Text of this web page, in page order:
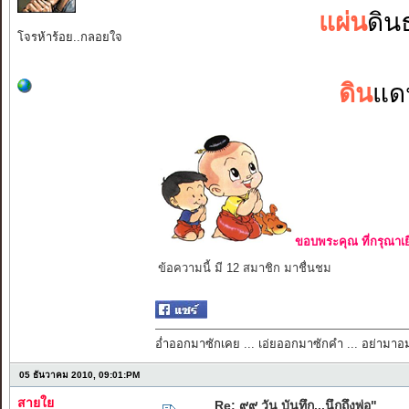
โจรห้าร้อย..กลอยใจ
แผ่นดิน
ดินแด
ขอบพระคุณ ที่กรุณาเ
ข้อความนี้ มี 12 สมาชิก มาชื่นชม
อ่ำออกมาซักเคย ... เอ่ยออกมาซักคำ ... อย่ามาอ
05 ธันวาคม 2010, 09:01:PM
สายใย Re: ๙๙ วัน บันทึก...นึกถึงพ่อ"